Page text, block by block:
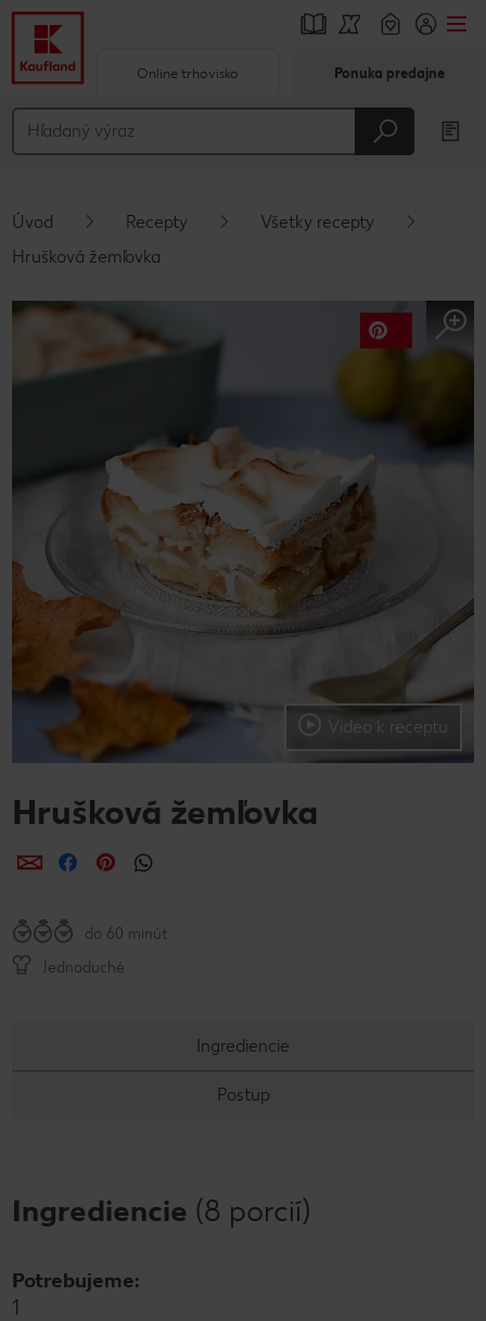
Hlavný obsah
Vyskakovací bočný panel
Online trhovisko Ponuka predajne
Úvod Recepty
Všetky recepty
Hrušková žemľovka
Video k receptu
Hrušková žemľovka
ZdieľaťZdieľaťZdieľať
do 60 minút
Jednoduché
Ingrediencie
Postup
Ingrediencie (8 porcií)
Potrebujeme:
1